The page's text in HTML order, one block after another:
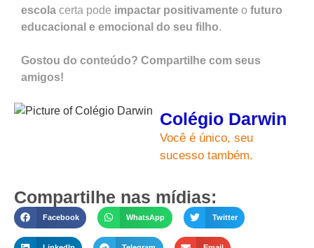
escola certa pode impactar positivamente o futuro
educacional e emocional do seu filho.
Gostou do conteúdo? Compartilhe com seus
amigos!
Colégio Darwin
Você é único, seu
sucesso também.
Compartilhe nas mídias:
Facebook WhatsApp Twitter